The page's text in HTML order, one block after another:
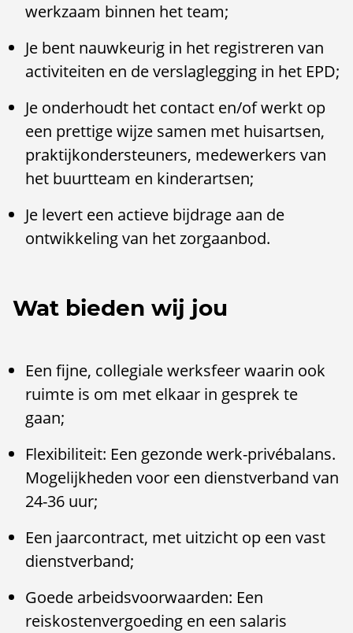
werkzaam binnen het team;
Je bent nauwkeurig in het registreren van
activiteiten en de verslaglegging in het EPD;
Je onderhoudt het contact en/of werkt op
een prettige wijze samen met huisartsen,
praktijkondersteuners, medewerkers van
het buurtteam en kinderartsen;
Je levert een actieve bijdrage aan de
ontwikkeling van het zorgaanbod.
Wat bieden wij jou
Een fijne, collegiale werksfeer waarin ook
ruimte is om met elkaar in gesprek te
gaan;
Flexibiliteit: Een gezonde werk-privébalans.
Mogelijkheden voor een dienstverband van
24-36 uur;
Een jaarcontract, met uitzicht op een vast
dienstverband;
Goede arbeidsvoorwaarden: Een
reiskostenvergoeding en een salaris